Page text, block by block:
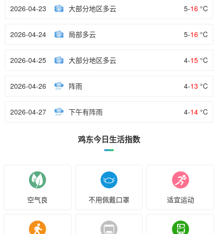
2026-04-23 大部分地区多云 5-16 °C
2026-04-24 局部多云 5-16 °C
2026-04-25 大部分地区多云 4-15 °C
2026-04-26 阵雨 4-13 °C
2026-04-27 下午有阵雨 4-14 °C
鸡东今日生活指数
空气良 不用佩戴口罩 适宜运动